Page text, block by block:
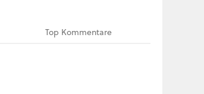
Top Kommentare